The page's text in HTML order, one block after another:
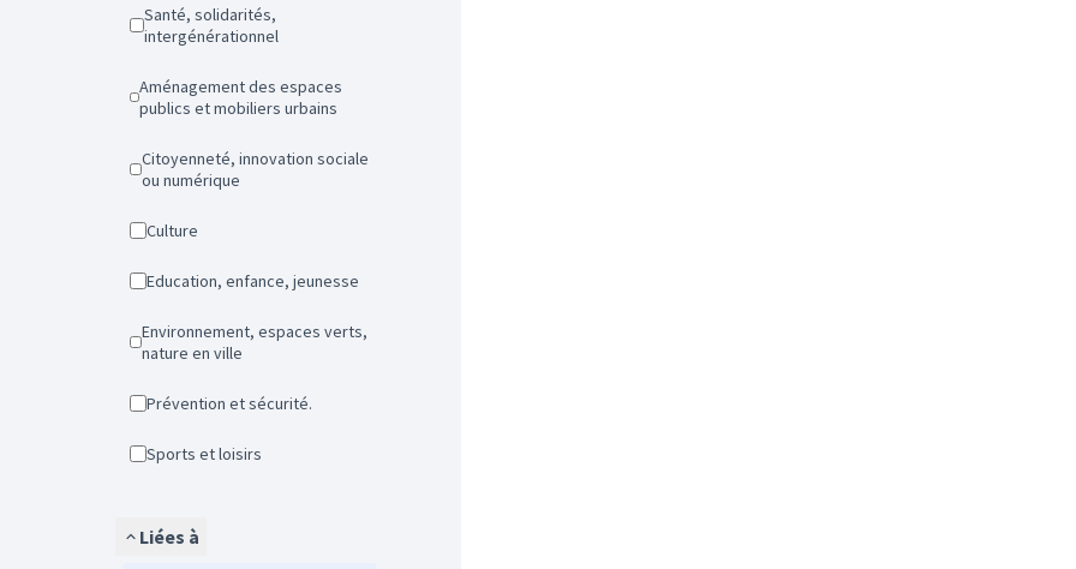
Santé, solidarités,
intergénérationnel
Aménagement des espaces
publics et mobiliers urbains
Citoyenneté, innovation sociale
ou numérique
Culture
Education, enfance, jeunesse
Environnement, espaces verts,
nature en ville
Prévention et sécurité.
Sports et loisirs
Liées à